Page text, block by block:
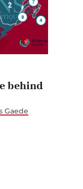
behind
Gaede